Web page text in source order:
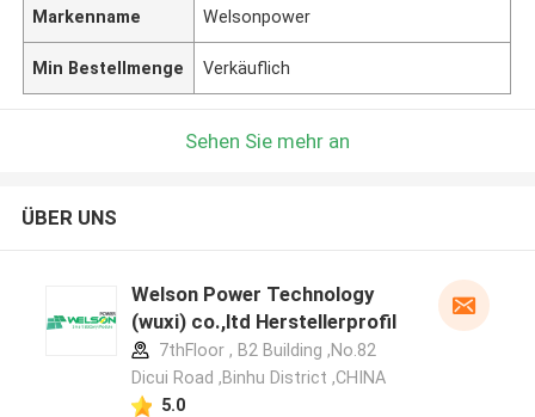
Markenname Welsonpower
Min Bestellmenge Verkäuflich
Sehen Sie mehr an
ÜBER UNS
Welson Power Technology
(wuxi) co.,ltd Herstellerprofil
7thFloor , B2 Building ,No.82
Dicui Road ,Binhu District ,CHINA
5.0